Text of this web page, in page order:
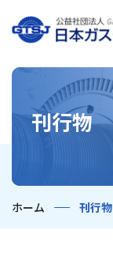
刊行物
ホーム 刊行物